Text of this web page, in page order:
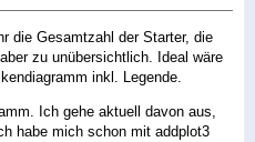
die Gesamtzahl der Starter, die
zu unübersichtlich. Ideal wäre
inkl. Legende.
Ich gehe aktuell davon aus,
habe mich schon mit addplot3